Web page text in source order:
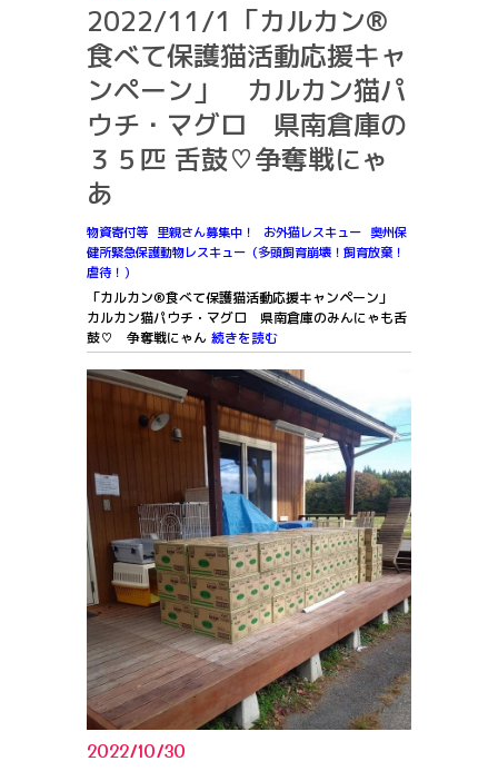
2022/11/1「カルカン®️
食べて保護猫活動応援キャ
ンペーン」 カルカン猫パ
ウチ・マグロ 県南倉庫の
３５匹 舌鼓♡争奪戦にゃ
あ
物資寄付等 里親さん募集中！ お外猫レスキュー 奥州保
健所緊急保護動物レスキュー（多頭飼育崩壊！飼育放棄！
虐待！）
「カルカン®️食べて保護猫活動応援キャンペーン」
カルカン猫パウチ・マグロ 県南倉庫のみんにゃも舌
鼓♡ 争奪戦にゃん 続きを読む
2022/10/30